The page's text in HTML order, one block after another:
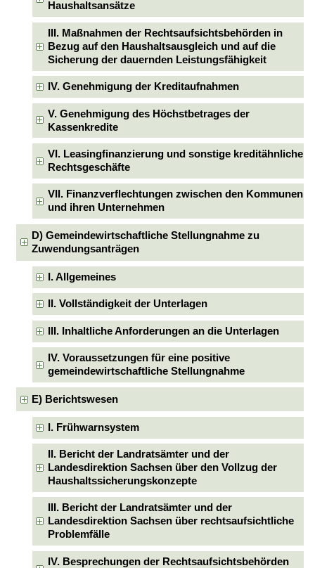
Haushaltsansätze
III. Maßnahmen der Rechtsaufsichtsbehörden in
Bezug auf den Haushaltsausgleich und auf die
Sicherung der dauernden Leistungsfähigkeit
IV. Genehmigung der Kreditaufnahmen
V. Genehmigung des Höchstbetrages der
Kassenkredite
VI. Leasingfinanzierung und sonstige kreditähnliche
Rechtsgeschäfte
VII. Finanzverflechtungen zwischen den Kommunen
und ihren Unternehmen
D) Gemeindewirtschaftliche Stellungnahme zu
Zuwendungsanträgen
I. Allgemeines
II. Vollständigkeit der Unterlagen
III. Inhaltliche Anforderungen an die Unterlagen
IV. Voraussetzungen für eine positive
gemeindewirtschaftliche Stellungnahme
E) Berichtswesen
I. Frühwarnsystem
II. Bericht der Landratsämter und der
Landesdirektion Sachsen über den Vollzug der
Haushaltssicherungskonzepte
III. Bericht der Landratsämter und der
Landesdirektion Sachsen über rechtsaufsichtliche
Problemfälle
IV. Besprechungen der Rechtsaufsichtsbehörden